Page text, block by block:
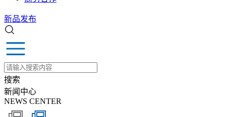
新品发布
搜索
新闻中心
NEWS CENTER